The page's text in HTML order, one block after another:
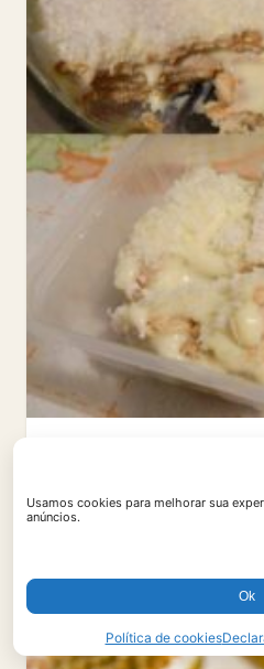
Usamos cookies para melhorar sua
anúncios.
Ok
Política de cookies
4 horas e 40 minutos